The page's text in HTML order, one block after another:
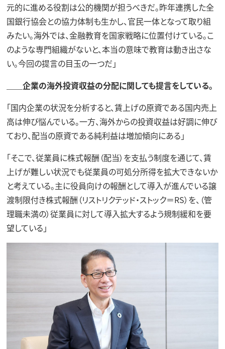
元的に進める役割は公的機関が担うべきだ。昨年連携した全
国銀行協会との協力体制も生かし、官民一体となって取り組
みたい。海外では、金融教育を国家戦略に位置付けている。こ
のような専門組織がないと、本当の意味で教育は動き出さな
い。今回の提言の目玉の一つだ」
＿＿企業の海外投資収益の分配に関しても提言をしている。
「国内企業の状況を分析すると、賃上げの原資である国内売上
高は伸び悩んでいる。一方、海外からの投資収益は好調に伸び
ており、配当の原資である純利益は増加傾向にある」
「そこで、従業員に株式報酬（配当）を支払う制度を通じて、賃
上げが難しい状況でも従業員の可処分所得を拡大できないか
と考えている。主に役員向けの報酬として導入が進んでいる譲
渡制限付き株式報酬（リストリクテッド・ストック＝RS）を、（管
理職未満の）従業員に対して導入拡大するよう規制緩和を要
望している」